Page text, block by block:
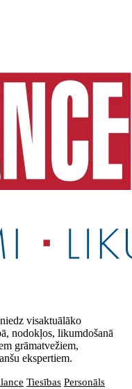
visaktuālāko
nodokļos, likumdošanā
grāmatvežiem,
ekspertiem.
Tiesības Personāls